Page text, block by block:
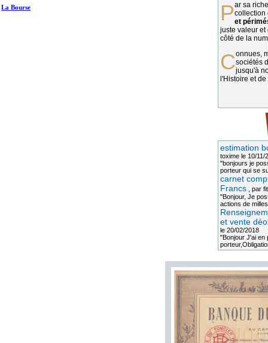
La Bourse Par sa richesse et sa diversité, lacollection
et
juste valeur et
côté de la
Connues, méconnues, ou inconnues, lessociétés
jusqu'à
l'Histoire et
estimation
toximele 10/11/
"bonjours je
porteur qui se
carnet
Francs, par
"Bonjour, Je
actions de
et vente
le 20/02/2018
"Bonjour J'ai en